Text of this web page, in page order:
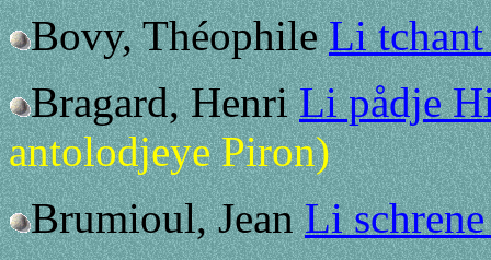
Bovy, ThéophileLi tchant
Bragard, HenriLi pådje
antolodjeye Piron)
Brumioul, JeanLi